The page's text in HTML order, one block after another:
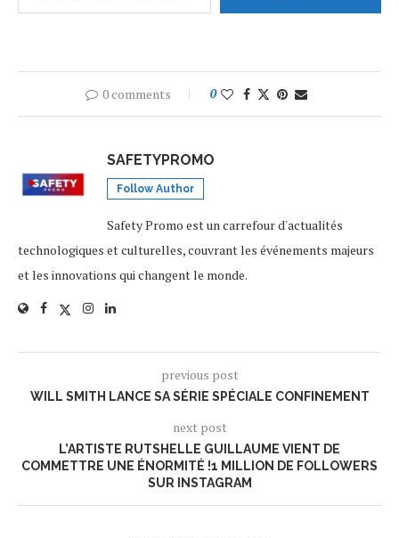
0 comments 0
SAFETYPROMO
Follow Author
Safety Promo est un carrefour d'actualités
technologiques et culturelles, couvrant les événements majeurs
et les innovations qui changent le monde.
previous post
WILL SMITH LANCE SA SÉRIE SPÉCIALE CONFINEMENT
next post
L’ARTISTE RUTSHELLE GUILLAUME VIENT DE
COMMETTRE UNE ÉNORMITÉ !1 MILLION DE FOLLOWERS
SUR INSTAGRAM